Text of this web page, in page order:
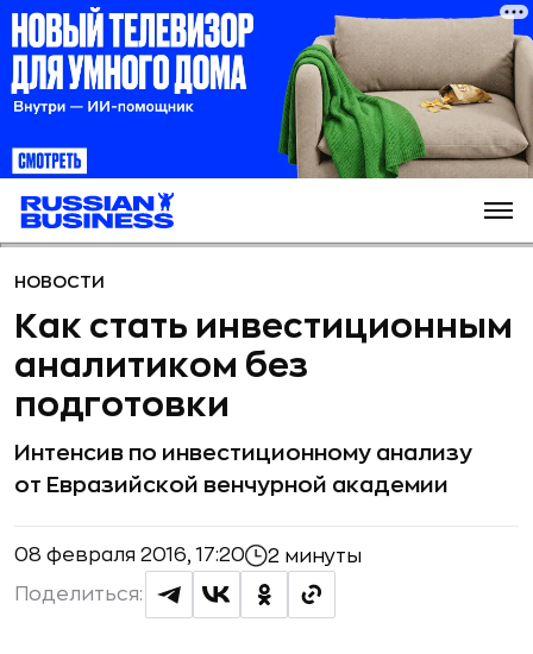
НОВОСТИ
Как стать инвестиционным
аналитиком без
подготовки
Интенсив по инвестиционному анализу
от Евразийской венчурной академии
08 февраля 2016, 17:20 2 минуты
Поделиться: